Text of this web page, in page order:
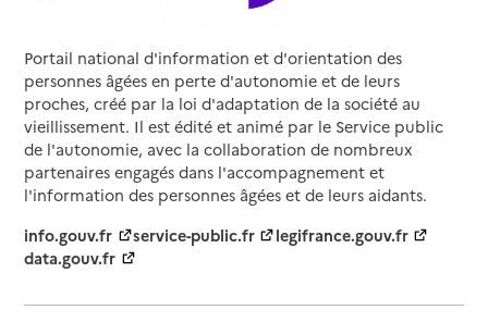
Portail national d'information et d'orientation des
personnes âgées en perte d'autonomie et de leurs
proches, créé par la loi d'adaptation de la société au
vieillissement. Il est édité et animé par le Service public
de l'autonomie, avec la collaboration de nombreux
partenaires engagés dans l'accompagnement et
l'information des personnes âgées et de leurs aidants.
info.gouv.fr
service-public.fr
legifrance.gouv.fr
data.gouv.fr